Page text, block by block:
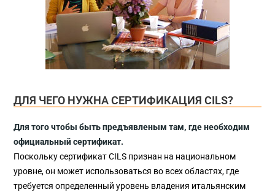
ДЛЯ ЧЕГО НУЖНА СЕРТИФИКАЦИЯ CILS?
Для того чтобы быть предъявленым там, где необходим
официальный сертификат.
Поскольку сертификат CILS признан на национальном
уровне, он может использоваться во всех областях, где
требуется определенный уровень владения итальянским